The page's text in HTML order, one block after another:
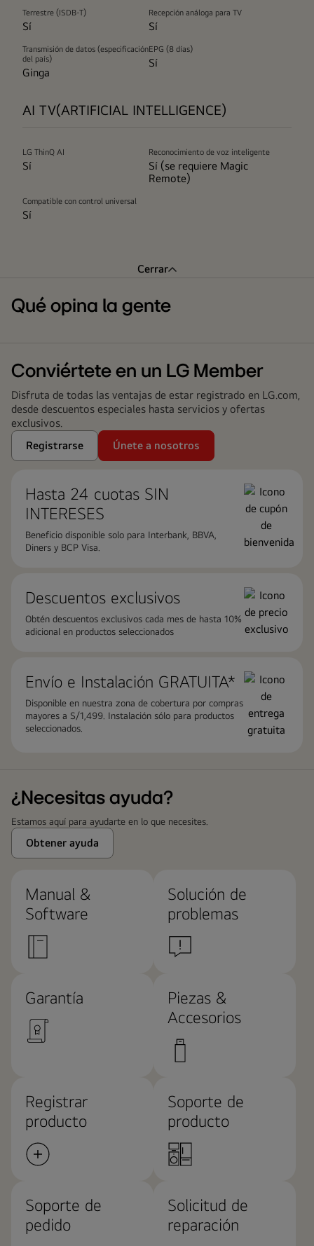
Terrestre (ISDB-T)
Sí
Recepción análoga para TV
Sí
Transmisión de datos (especificación
del país)
Ginga
EPG (8 días)
Sí
AI TV(ARTIFICIAL INTELLIGENCE)
LG ThinQ AI
Sí
Reconocimiento de voz inteligente
Sí (se requiere Magic
Remote)
Compatible con control universal
Sí
Cerrar
Qué opina la gente
Conviértete en un LG Member
Disfruta de todas las ventajas de estar registrado en LG.com,
desde descuentos especiales hasta servicios y ofertas
exclusivos.
Registrarse
Únete a nosotros
Hasta 24 cuotas ​SIN
INTERESES
Beneficio disponible solo para Interbank, BBVA,
Diners y BCP Visa.
Descuentos exclusivos
Obtén descuentos exclusivos cada mes de hasta 10%
adicional en productos seleccionados
Envío e Instalación GRATUITA*
Disponible en nuestra zona de cobertura por compras
mayores a S/1,499. Instalación sólo para productos
seleccionados.
¿Necesitas ayuda?
Estamos aquí para ayudarte en lo que necesites.
Obtener ayuda
Manual &
Software
Solución de
problemas
Garantía
Piezas &
Accesorios
Registrar
producto
Soporte de
producto
Soporte de
pedido
Solicitud de
reparación